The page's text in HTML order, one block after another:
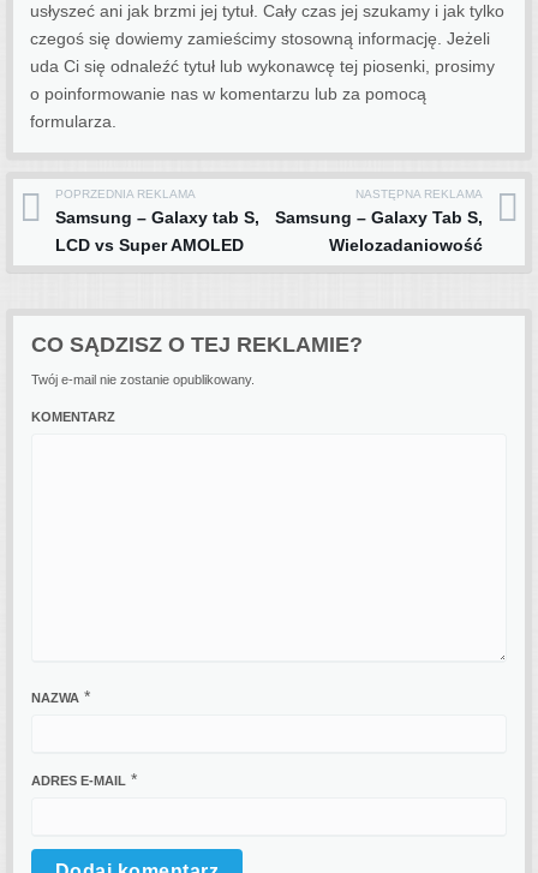
usłyszeć ani jak brzmi jej tytuł. Cały czas jej szukamy i jak tylko
czegoś się dowiemy zamieścimy stosowną informację. Jeżeli
uda Ci się odnaleźć tytuł lub wykonawcę tej piosenki, prosimy
o poinformowanie nas w komentarzu lub za pomocą
formularza.
Post navigation
POPRZEDNIA REKLAMA
Samsung – Galaxy tab S,
LCD vs Super AMOLED
NASTĘPNA REKLAMA
Samsung – Galaxy Tab S,
Wielozadaniowość
CO SĄDZISZ O TEJ REKLAMIE?
Twój e-mail nie zostanie opublikowany.
KOMENTARZ
NAZWA *
ADRES E-MAIL *